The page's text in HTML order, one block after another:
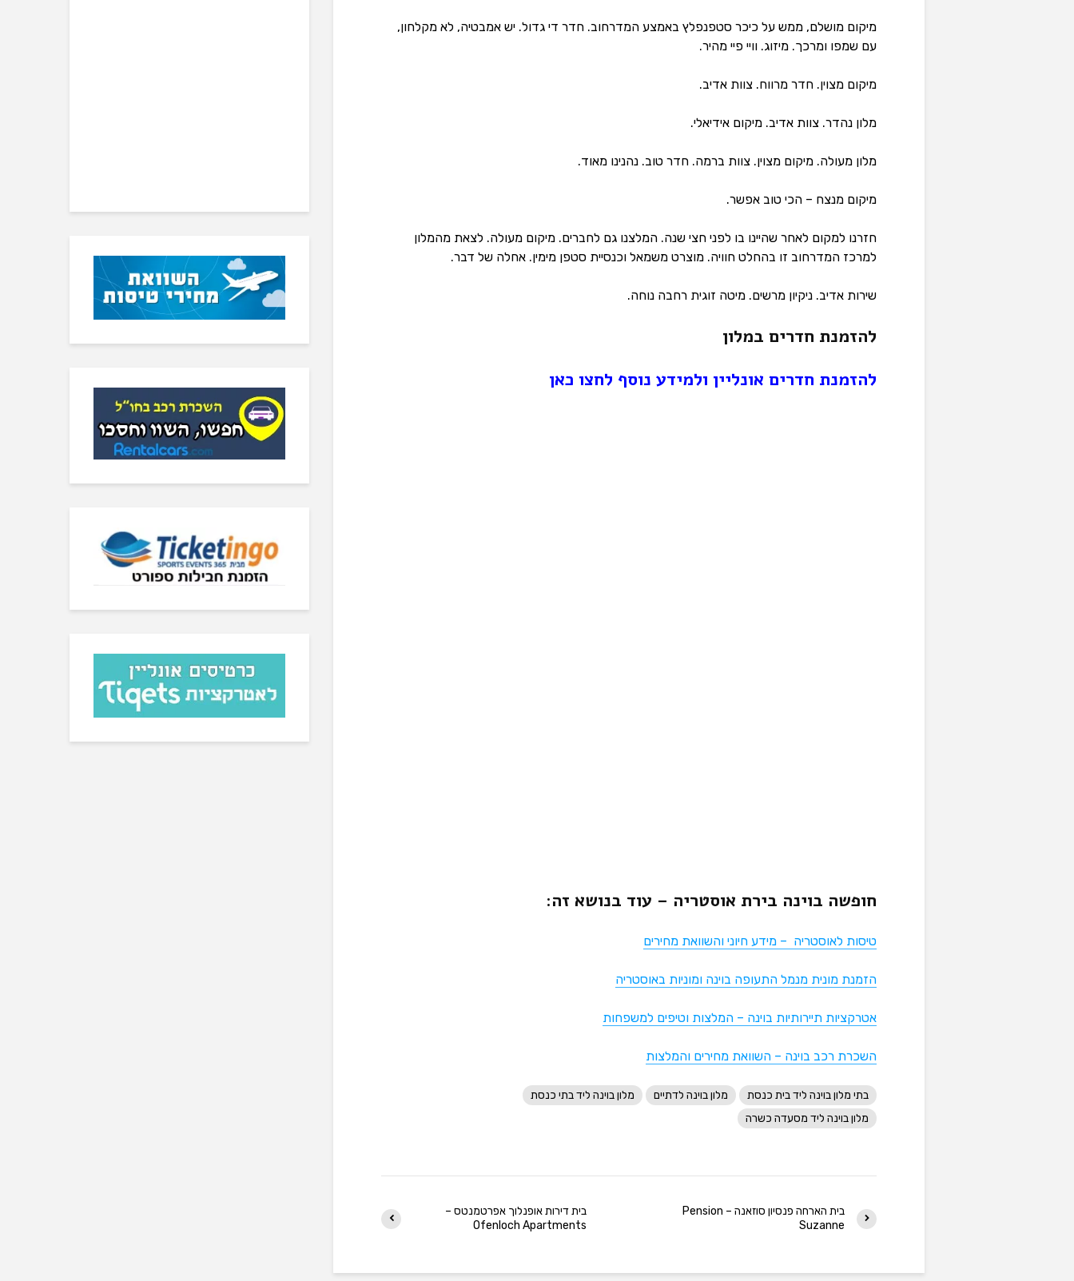
מיקום מושלם, ממש על כיכר סטפנפלץ באמצע המדרחוב. חדר די גדול. יש אמבטיה, לא מקלחון,
עם שמפו ומרכך. מיזוג. וויי פיי מהיר.
מיקום מצוין. חדר מרווח. צוות אדיב.
מלון נהדר. צוות אדיב. מיקום אידיאלי.
מלון מעולה. מיקום מצוין. צוות ברמה. חדר טוב. נהנינו מאוד.
מיקום מנצח – הכי טוב אפשר.
חזרנו למקום לאחר שהיינו בו לפני חצי שנה. המלצנו גם לחברים. מיקום מעולה. לצאת מהמלון
למרכז המדרחוב זו בהחלט חוויה. מוצרט משמאל וכנסיית סטפן מימין. אחלה של דבר.
שירות אדיב. ניקיון מרשים. מיטה זוגית רחבה נוחה.
להזמנת חדרים במלון
להזמנת חדרים אונליין ולמידע נוסף לחצו כאן
חופשה בוינה בירת אוסטריה – עוד בנושא זה:
טיסות לאוסטריה – מידע חיוני והשוואת מחירים
הזמנת מונית מנמל התעופה בוינה ומוניות באוסטריה
אטרקציות תיירותיות בוינה – המלצות וטיפים למשפחות
השכרת רכב בוינה – השוואת מחירים והמלצות
בתי מלון בוינה ליד בית כנסת מלון בוינה לדתיים
מלון בוינה ליד בתי כנסת
מלון בוינה ליד מסעדה כשרה
בית דירות אופנלוך אפרטמנטס –
Ofenloch Apartments
בית הארחה פנסיון סוזאנה – Pension
Suzanne